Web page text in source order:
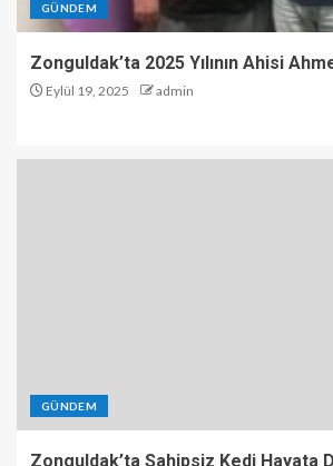
GÜNDEM
Zonguldak’ta 2025 Yılının Ahisi
Eylül 19, 2025 admin
GÜNDEM
Zonguldak’ta Sahipsiz Kedi Hayata